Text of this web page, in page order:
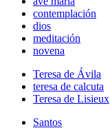
contemplación
dios
meditación
novena
Teresa de Ávila
teresa de calcuta
Teresa de Lisieux
Santos